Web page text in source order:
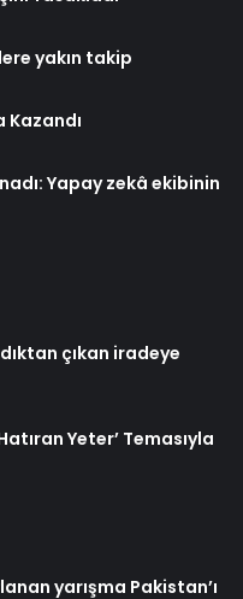
yakın takip
Kazandı
Yapay zekâ ekibinin
çıkan iradeye
Yeter’ Temasıyla
yarışma Pakistan’ı